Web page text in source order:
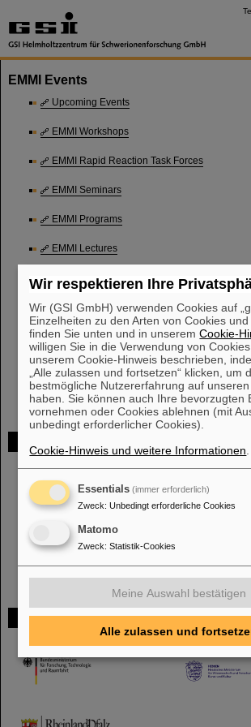
Bei GSI entsteht das neue Beschleunigerzentrum
mehr.
Gefördert von
HMWK
TMWWDG
EMMI Events
Upcoming Events
EMMI Workshops
EMMI Rapid Reaction Task Forces
EMMI Seminars
EMMI Programs
EMMI Lectures
EMMI Schools
Outreach Events
Other supported events
EMMI Events - Code of Conduct
Wir respektieren Ihre
Wir (GSI GmbH) verwenden Cookies auf
Einzelheiten zu den Arten von Cookies
finden Sie unten und in unseremCookie-
willigen Sie in die Verwendung von
unserem Cookie-Hinweis beschrieben,
„Alle zulassen und fortsetzen“ klicken, um
bestmögliche Nutzererfahrung auf
haben. Sie können auch Ihre bevorzugten
vornehmen oder Cookies ablehnen (mit
unbedingt erforderlicher Cookies).
Cookie-Hinweis und weitere Informationen
Essentials (immer erforderlich)
Zweck: Unbedingt erforderliche Cookies
Matomo
Zweck: Statistik-Cookies
Meine Auswahl bestätigen
Alle zulassen und